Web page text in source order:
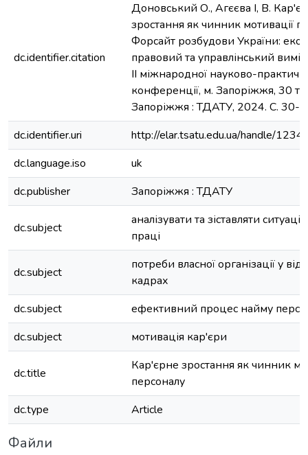
dc.identifier.citation
Доновський О., Агєєва І, В.
зростання як чинник мотивації
Форсайт розбудови України:
правовий та управлінський
ІІ міжнародної науково-
конференції, м. Запоріжжя, 30
Запоріжжя : ТДАТУ, 2024. С. 30-
dc.identifier.uri
http://elar.tsatu.edu.ua/handle/
dc.language.iso
uk
dc.publisher
Запоріжжя : ТДАТУ
dc.subject
аналізувати та зіставляти
праці
dc.subject
потреби власної організації у
кадрах
dc.subject
ефективний процес найму
dc.subject
мотивація кар'єри
dc.title
Кар'єрне зростання як чинник
персоналу
dc.type
Article
Файли